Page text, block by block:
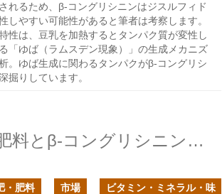
れるため、β-コングリシニンはジスルフィド
しやすい可能性があると筆者は考察します。
性は、豆乳を加熱するとタンパク質が変性し
「ゆば（ラムスデン現象）」の生成メカニズ
。ゆば生成に関わるタンパクがβ-コングリシ
掘りしています。
硫酸塩系の肥料とβ-コングリシニンの合成
・肥料 市場 ビタミン・ミネラル・味